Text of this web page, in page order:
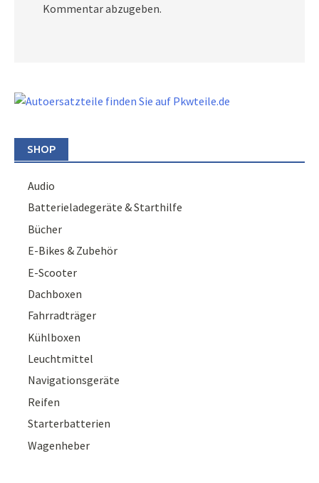
Kommentar abzugeben.
SHOP
Audio
Batterieladegeräte & Starthilfe
Bücher
E-Bikes & Zubehör
E-Scooter
Dachboxen
Fahrradträger
Kühlboxen
Leuchtmittel
Navigationsgeräte
Reifen
Starterbatterien
Wagenheber